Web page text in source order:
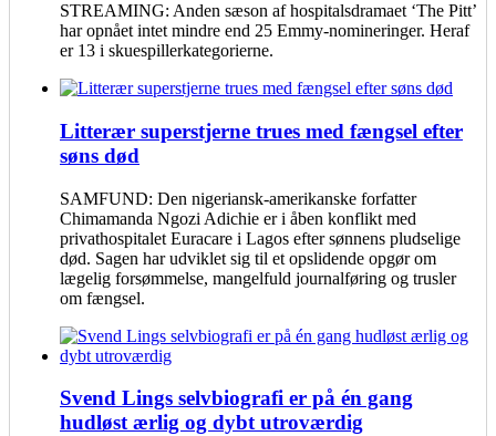
STREAMING: Anden sæson af hospitalsdramaet ‘The Pitt’
har opnået intet mindre end 25 Emmy-nomineringer. Heraf
er 13 i skuespillerkategorierne.
Litterær superstjerne trues med fængsel efter
søns død
SAMFUND: Den nigeriansk-amerikanske forfatter
Chimamanda Ngozi Adichie er i åben konflikt med
privathospitalet Euracare i Lagos efter sønnens pludselige
død. Sagen har udviklet sig til et opslidende opgør om
lægelig forsømmelse, mangelfuld journalføring og trusler
om fængsel.
Svend Lings selvbiografi er på én gang
hudløst ærlig og dybt utroværdig